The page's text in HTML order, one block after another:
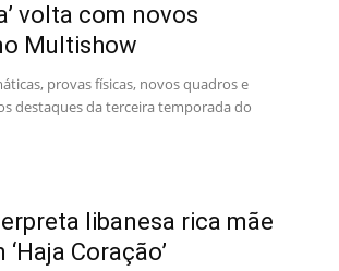
volta com novos
Multishow
provas físicas, novos quadros e
destaques da terceira temporada do
libanesa rica mãe
Coração’